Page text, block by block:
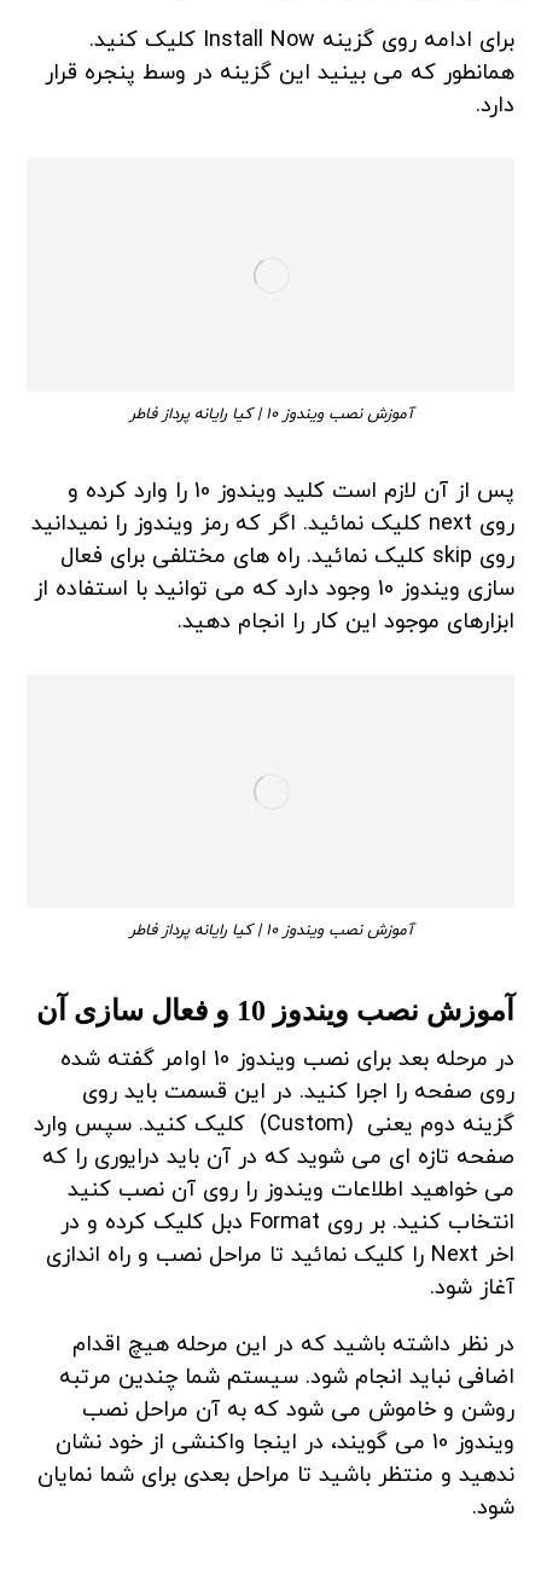
برای ادامه روی گزینه Install Now کلیک کنید.
همانطور که می بینید این گزینه در وسط پنجره قرار
دارد.
آموزش نصب ویندوز 10 | کیا رایانه پرداز فاطر
پس از آن لازم است کلید ویندوز 10 را وارد کرده و
روی next کلیک نمائید. اگر که رمز ویندوز را نمیدانید
روی skip کلیک نمائید. راه های مختلفی برای فعال
سازی ویندوز 10 وجود دارد که می توانید با استفاده از
ابزارهای موجود این کار را انجام دهید.
آموزش نصب ویندوز 10 | کیا رایانه پرداز فاطر
آموزش نصب ویندوز 10 و فعال سازی آن
در مرحله بعد برای نصب ویندوز 10 اوامر گفته شده
روی صفحه را اجرا کنید. در این قسمت باید روی
گزینه دوم یعنی (Custom) کلیک کنید. سپس وارد
صفحه تازه ای می شوید که در آن باید درایوری را که
می خواهید اطلاعات ویندوز را روی آن نصب کنید
انتخاب کنید. بر روی Format دبل کلیک کرده و در
اخر Next را کلیک نمائید تا مراحل نصب و راه اندازی
آغاز شود.
در نظر داشته باشید که در این مرحله هیچ اقدام
اضافی نباید انجام شود. سیستم شما چندین مرتبه
روشن و خاموش می شود که به آن مراحل نصب
ویندوز 10 می گویند، در اینجا واکنشی از خود نشان
ندهید و منتظر باشید تا مراحل بعدی برای شما نمایان
شود.